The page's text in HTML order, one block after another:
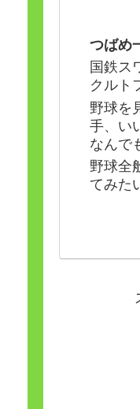
つばめ
国鉄ス
クルト
野球を
手、い
なんで
野球全
てみた